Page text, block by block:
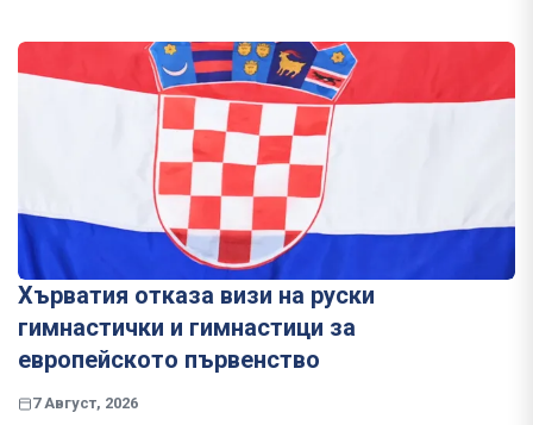
Хърватия отказа визи на руски
гимнастички и гимнастици за
европейското първенство
7 Август, 2026